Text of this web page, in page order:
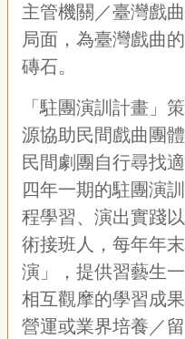
訊
安
全
政
訊
政
網
站
資
料
開
放
宣
告
主管機關／臺灣戲
局面，為臺灣戲曲
磚石。
「駐團演訓計畫」
源協助民間戲曲團
民間劇團自行尋找
四年一期的駐團演
程學習、演出實踐
術接班人，每年年
演」，提供習藝生
相互觀摩的學習成
營運或業界培養／